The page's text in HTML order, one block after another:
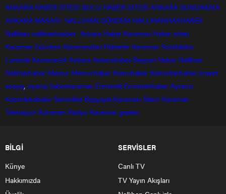
ANKARA HABER SİTESİ BOLU HABER SİTESİ ANKARA SONDAKİKA
ANKARA MASASI NALLIHAN GÜNDEM NALLIHANHASHABER
Nallihan nallihanhasber Ankara Haber Karaman Haber sitesi
Karaman Gündem Karamandan Haberler Karaman Sondakika
Larende Karaman24 Ankara Ankarahaber Beyparı Haber Nallıhan
Nalıhanhaber Memur Memurhaber Kamuhaber Kamudanhaber imaret
asayiş, uyanış haberkaraman Ermenek Ermenekhaber Ayrancı
Kazımkarabekir Sarıveliler Başyayla Karaman Basın Karaman
Televizyon Karaman Radyo Karaman gazete
BİLGİ
Künye
Hakkımızda
SERVİSLER
Canlı TV
TV Yayın Akışları